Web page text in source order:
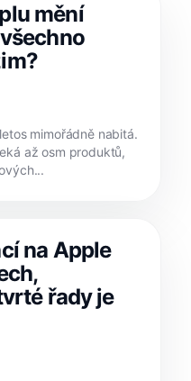
mění
mimořádně nabitá.
až osm produktů,
na Apple
řady je